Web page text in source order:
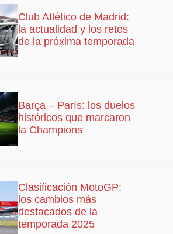
Club Atlético de Madrid:
la actualidad y los retos
de la próxima temporada
Barça – París: los duelos
históricos que marcaron
la Champions
Clasificación MotoGP:
los cambios más
destacados de la
temporada 2025